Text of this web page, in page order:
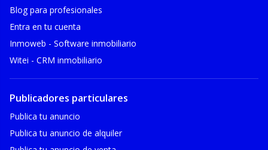
Blog para profesionales
Entra en tu cuenta
Inmoweb - Software inmobiliario
Witei - CRM inmobiliario
Publicadores particulares
Publica tu anuncio
Publica tu anuncio de alquiler